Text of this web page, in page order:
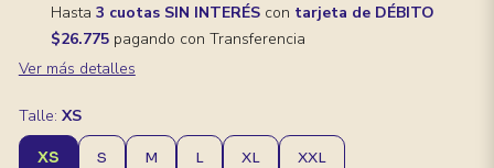
Hasta 3 cuotas SIN INTERÉScon tarjeta de DÉBITO
$26.775pagando con Transferencia
Ver más detalles
Talle: XS
XS S M L XL XXL